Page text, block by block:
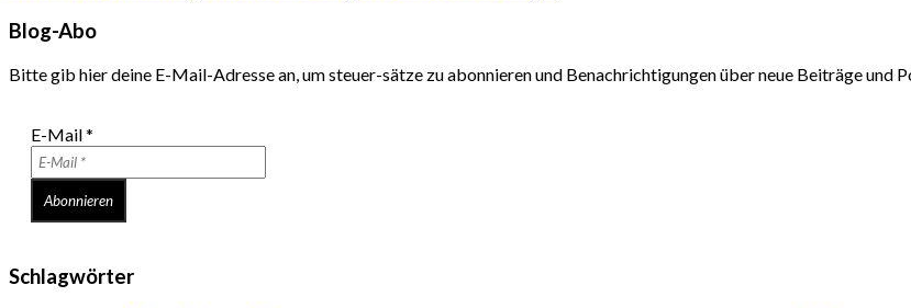
Blog-Abo
Bitte gib hier deine E-Mail-Adresse an, um steuer-sätze zu abonnieren und Benachrichtigungen über neue Beiträge und
E-Mail*
Schlagwörter